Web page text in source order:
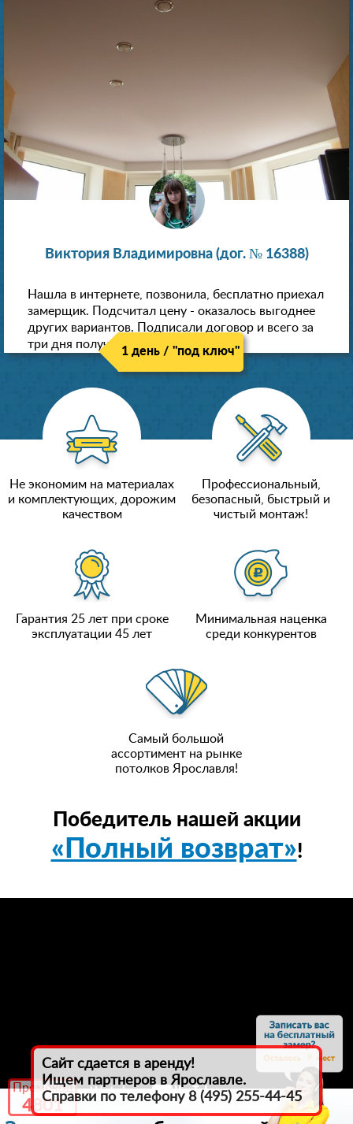
9
Промокод
4801
Виктория Владимировна (дог. № 16388)
Нашла в интернете, позвонила, бесплатно приехал
замерщик. Подсчитал цену - оказалось выгоднее
других вариантов. Подписали договор и всего за
три дня получили новые потолки!
1 день / "под ключ"
Не экономим на материалах
и комплектующих, дорожим
качеством
Профессиональный,
безопасный, быстрый и
чистый монтаж!
Гарантия 25 лет при сроке
эксплуатации 45 лет
Минимальная наценка
среди конкурентов
Самый большой
ассортимент на рынке
потолков Ярославля!
Победитель нашей акции
«Полный возврат»!
Сайт сдается в аренду!
Ищем партнеров в Ярославле.
Справки по телефону 8 (495) 255-44-45